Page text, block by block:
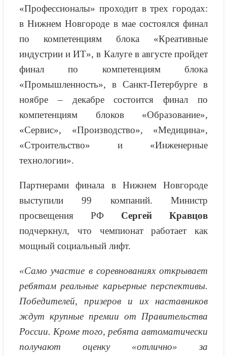
«Профессионалы» проходит в трех городах:
в Нижнем Новгороде в мае состоялся финал
по компетенциям блока «Креативные
индустрии и ИТ», в Калуге в августе пройдет
финал по компетенциям блока
«Промышленность», в Санкт-Петербурге в
ноябре – декабре состоится финал по
компетенциям блоков «Образование»,
«Сервис», «Производство», «Медицина»,
«Строительство» и «Инженерные
технологии».
Партнерами финала в Нижнем Новгороде
выступили 99 компаний. Министр
просвещения РФ Сергей Кравцов
подчеркнул, что чемпионат работает как
мощный социальный лифт.
«Само участие в соревнованиях открывает
ребятам реальные карьерные перспективы.
Победителей, призеров и их наставников
ждут крупные премии от Правительства
России. Кроме того, ребята автоматически
получают оценку «отлично» за